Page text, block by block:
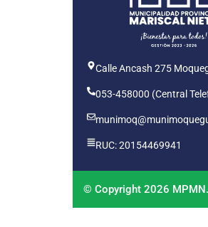
Calle Ancash 275
053-458000 (Central
RUC: 20154469941
© Copyright 2026